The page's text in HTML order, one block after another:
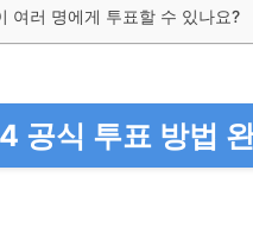
여러 명에게 투표할 수 있나요?
공식 투표 방법